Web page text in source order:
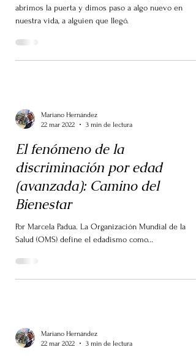
abrimos la puerta y dimos paso a algo nuevo en
nuestra vida, a alguien que llegó.
Mariano Hernández
22 mar 2022
3 min de lectura
El fenómeno de la
discriminación por edad
(avanzada): Camino del
Bienestar
Por Marcela Padua. La Organización Mundial de la
Salud (OMS) define el edadismo como...
Mariano Hernández
22 mar 2022
3 min de lectura